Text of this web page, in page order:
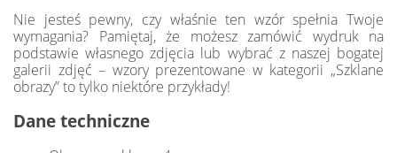
Nie jesteś pewny, czy właśnie ten wzór spełnia Twoje
wymagania? Pamiętaj, że możesz zamówić wydruk na
podstawie własnego zdjęcia lub wybrać z naszej bogatej
galerii zdjęć – wzory prezentowane w kategorii „Szklane
obrazy” to tylko niektóre przykłady!
Dane techniczne